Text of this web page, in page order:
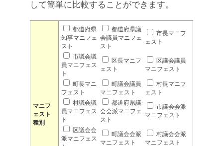
して簡単に比較することができます。
マニフ
ェスト
種別
都道府県
知事マニフェ
スト
都道府県議
会議員マニフェ
スト
市長マニフ
ェスト
市議会議
員マニフェス
ト
区長マニフ
ェスト
区議会議員
マニフェスト
町長マニ
フェスト
町議会議員
マニフェスト
村長マニフ
ェスト
村議会議
員マニフェス
ト
都道府県議
会会派マニフェ
スト
市議会会派
マニフェスト
区議会会
派マニフェス
町議会会派
マニフェスト
村議会会派
マニフェスト